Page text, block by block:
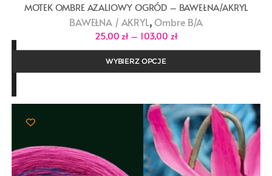
MOTEK OMBRE AZALIOWY OGRÓD – BAWEŁNA/AKRYL
BAWEŁNA / AKRYL, Ombre B/A
25,00 zł – 103,00 złZakres
cen:
od
do
WYBIERZ OPCJE